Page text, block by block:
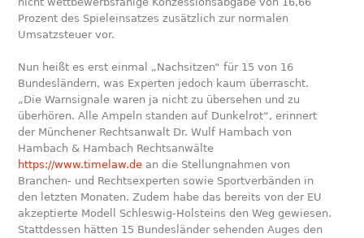
Prozent des Spieleinsatzes zusätzlich zur normalen
Umsatzsteuer vor.
Nun heißt es erst einmal „Nachsitzen“ für 15 von 16
Bundesländern, was Experten jedoch kaum überrascht.
„Die Warnsignale waren ja nicht zu übersehen und zu
überhören. Alle Ampeln standen auf Dunkelrot“, erinnert
der Münchener Rechtsanwalt Dr. Wulf Hambach von
Hambach & Hambach Rechtsanwälte
https://www.timelaw.de an die Stellungnahmen von
Branchen- und Rechtsexperten sowie Sportverbänden in
den letzten Monaten. Zudem habe das bereits von der EU
akzeptierte Modell Schleswig-Holsteins den Weg gewiesen.
Stattdessen hätten 15 Bundesländer sehenden Auges den